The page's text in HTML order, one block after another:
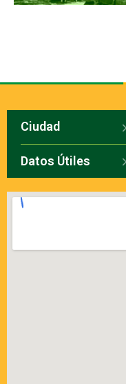
Ciudad
Datos Útiles